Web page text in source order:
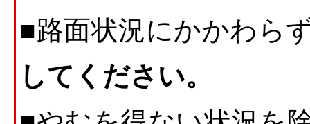
■路面状況にかかわら
してください。